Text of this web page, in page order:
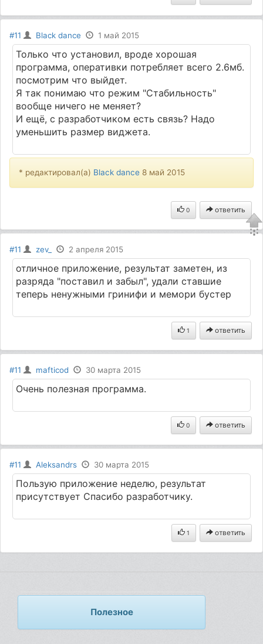
#11 Black dance 1 май 2015
Только что установил, вроде хорошая
программа, оперативки потребляет всего 2.6мб.
посмотрим что выйдет.
Я так понимаю что режим "Стабильность"
вообще ничего не меняет?
И ещё, с разработчиком есть связь? Надо
уменьшить размер виджета.
* редактировал(а) Black dance 8 май 2015
0 ответить
#11 zev_ 2 апреля 2015
отличное приложение, результат заметен, из
разряда "поставил и забыл", удали ставшие
теперь ненужными гринифи и мемори бустер
1 ответить
#11 mafticod 30 марта 2015
Очень полезная программа.
0 ответить
#11 Aleksandrs 30 марта 2015
Пользую приложение неделю, результат
присутствует Спасибо разработчику.
1 ответить
Полезное